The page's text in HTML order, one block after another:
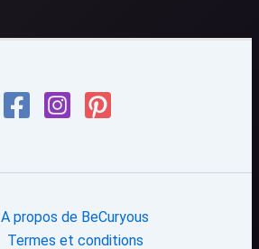
A propos de BeCuryous
Termes et conditions